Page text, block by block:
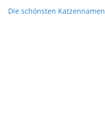
Die schönsten Katzennamen